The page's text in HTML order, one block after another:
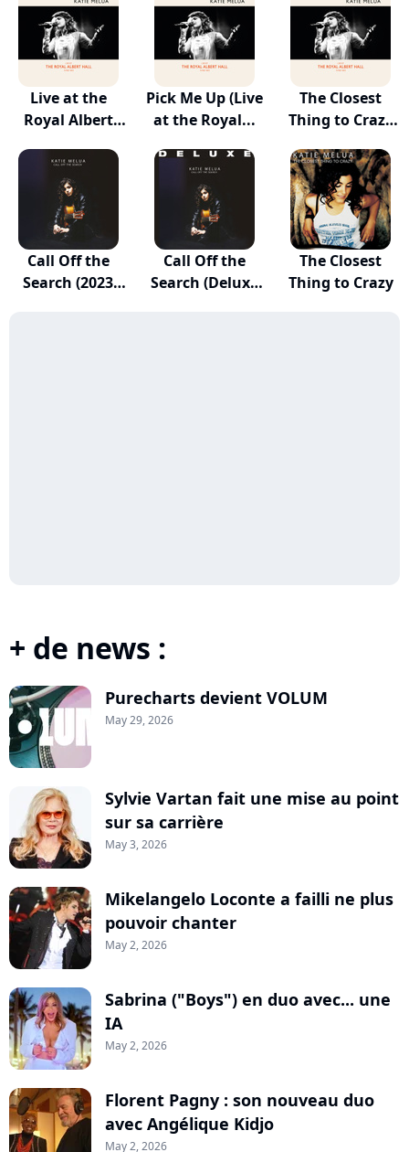
Live at the
Royal Albert
Pick Me Up (Live
at the Royal...
The Closest
Thing to Crazy
Call Off the
Search (2023
Call Off the
Search (Deluxe
The Closest
Thing to Crazy
+ de news :
Purecharts devient VOLUM
May 29, 2026
Sylvie Vartan fait une mise au point
sur sa carrière
May 3, 2026
Mikelangelo Loconte a failli ne plus
pouvoir chanter
May 2, 2026
Sabrina ("Boys") en duo avec... une
IA
May 2, 2026
Florent Pagny : son nouveau duo
avec Angélique Kidjo
May 2, 2026